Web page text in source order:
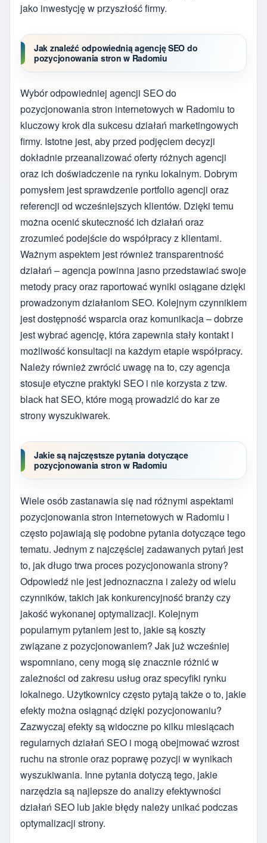
jako inwestycję w przyszłość firmy.
Jak znaleźć odpowiednią agencję SEO do
pozycjonowania stron w Radomiu
Wybór odpowiedniej agencji SEO do
pozycjonowania stron internetowych w Radomiu to
kluczowy krok dla sukcesu działań marketingowych
firmy. Istotne jest, aby przed podjęciem decyzji
dokładnie przeanalizować oferty różnych agencji
oraz ich doświadczenie na rynku lokalnym. Dobrym
pomysłem jest sprawdzenie portfolio agencji oraz
referencji od wcześniejszych klientów. Dzięki temu
można ocenić skuteczność ich działań oraz
zrozumieć podejście do współpracy z klientami.
Ważnym aspektem jest również transparentność
działań – agencja powinna jasno przedstawiać swoje
metody pracy oraz raportować wyniki osiągane dzięki
prowadzonym działaniom SEO. Kolejnym czynnikiem
jest dostępność wsparcia oraz komunikacja – dobrze
jest wybrać agencję, która zapewnia stały kontakt i
możliwość konsultacji na każdym etapie współpracy.
Należy również zwrócić uwagę na to, czy agencja
stosuje etyczne praktyki SEO i nie korzysta z tzw.
black hat SEO, które mogą prowadzić do kar ze
strony wyszukiwarek.
Jakie są najczęstsze pytania dotyczące
pozycjonowania stron w Radomiu
Wiele osób zastanawia się nad różnymi aspektami
pozycjonowania stron internetowych w Radomiu i
często pojawiają się podobne pytania dotyczące tego
tematu. Jednym z najczęściej zadawanych pytań jest
to, jak długo trwa proces pozycjonowania strony?
Odpowiedź nie jest jednoznaczna i zależy od wielu
czynników, takich jak konkurencyjność branży czy
jakość wykonanej optymalizacji. Kolejnym
popularnym pytaniem jest to, jakie są koszty
związane z pozycjonowaniem? Jak już wcześniej
wspomniano, ceny mogą się znacznie różnić w
zależności od zakresu usług oraz specyfiki rynku
lokalnego. Użytkownicy często pytają także o to, jakie
efekty można osiągnąć dzięki pozycjonowaniu?
Zazwyczaj efekty są widoczne po kilku miesiącach
regularnych działań SEO i mogą obejmować wzrost
ruchu na stronie oraz poprawę pozycji w wynikach
wyszukiwania. Inne pytania dotyczą tego, jakie
narzędzia są najlepsze do analizy efektywności
działań SEO lub jakie błędy należy unikać podczas
optymalizacji strony.